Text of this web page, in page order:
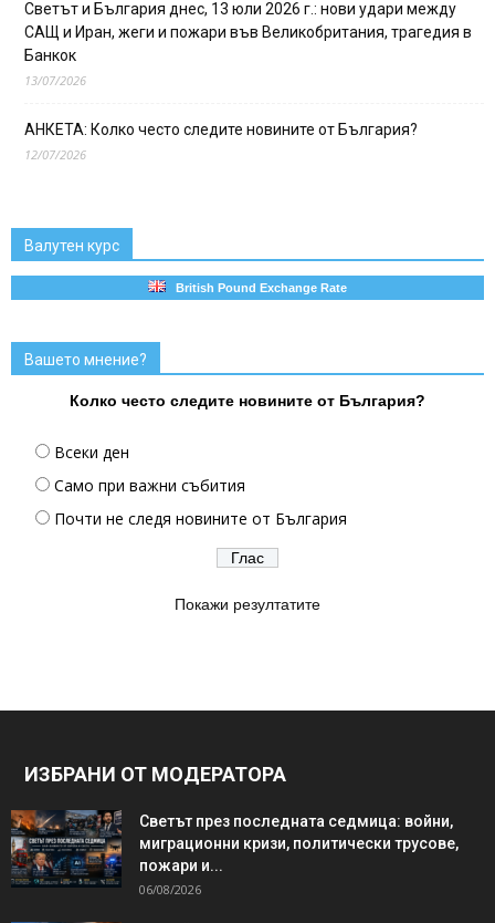
Светът и България днес, 13 юли 2026 г.: нови удари между
САЩ и Иран, жеги и пожари във Великобритания, трагедия в
Банкок
13/07/2026
АНКЕТА: Колко често следите новините от България?
12/07/2026
Валутен курс
British Pound Exchange Rate
Вашето мнение?
Колко често следите новините от България?
Всеки ден
Само при важни събития
Почти не следя новините от България
Покажи резултатите
ИЗБРАНИ ОТ МОДЕРАТОРА
Светът през последната седмица: войни,
миграционни кризи, политически трусове,
пожари и...
06/08/2026